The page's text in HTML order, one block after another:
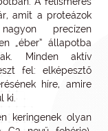
amit a proteázok
precízen
„éber” állapotba
Minden aktív
fel: elképesztő
híre, amire
ki.
keringenek olyan